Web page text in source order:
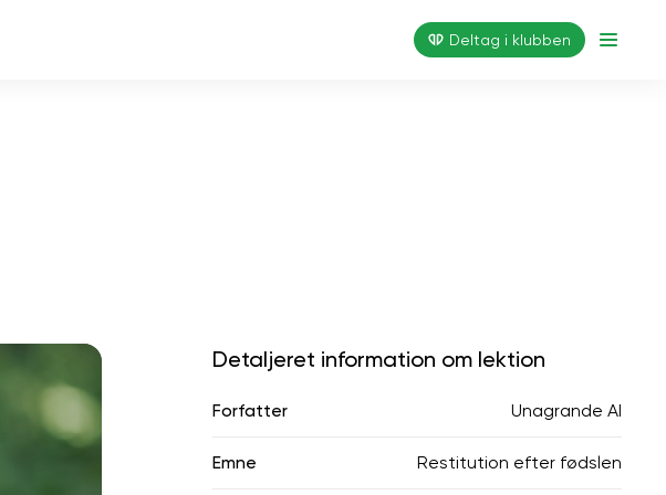
Deltag i klubben
Detaljeret information om lektion
Forfatter Unagrande AI
Emne Restitution efter fødslen